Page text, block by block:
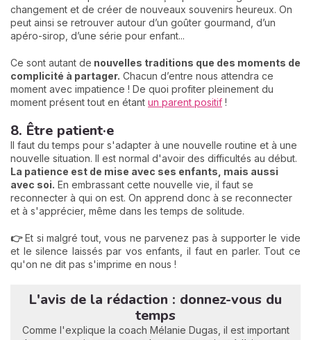
changement et de créer de nouveaux souvenirs heureux. On
peut ainsi se retrouver autour d’un goûter gourmand, d’un
apéro-sirop, d’une série pour enfant...
Ce sont autant de nouvelles traditions que des moments de
complicité à partager. Chacun d’entre nous attendra ce
moment avec impatience ! De quoi profiter pleinement du
moment présent tout en étant un parent positif !
8. Être patient·e
Il faut du temps pour s'adapter à une nouvelle routine et à une
nouvelle situation. Il est normal d'avoir des difficultés au début.
La patience est de mise avec ses enfants, mais aussi
avec soi. En embrassant cette nouvelle vie, il faut se
reconnecter à qui on est. On apprend donc à se reconnecter
et à s'apprécier, même dans les temps de solitude.
👉Et si malgré tout, vous ne parvenez pas à supporter le vide
et le silence laissés par vos enfants, il faut en parler. Tout ce
qu'on ne dit pas s'imprime en nous !
L'avis de la rédaction : donnez-vous du
temps
Comme l'explique la coach Mélanie Dugas, il est important